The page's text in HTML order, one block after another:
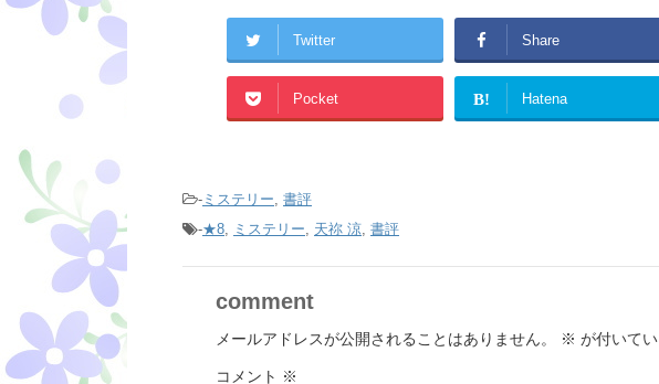
Twitter Share
Pocket B! Hatena
- ミステリー, 書評
-★8, ミステリー, 天祢 涼, 書評
comment
メールアドレスが公開されることはありません。 ※ が付いて
コメント ※